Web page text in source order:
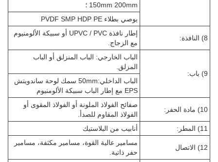
150mm 200mm ؛
يوصي بطلاء PVDF SMP HDP PE
8) النافذة:
إطار نافذة UPVC / PVC أو سبيكة الألومنيوم
مع الزجاج.
9) باب:
الباب الخارجي: الباب المنزلق أو الباب
المزلق.
الباب الداخلي:50mm سمك لوحة ساندويتش
EPS مع إطار الباب سبيكة الألومنيوم
10) مادة الحفر:
صفائح الفولاذ الملونة أو الفولاذ المقوى أو
الفولاذ المقاوم للصدأ.
11) المطر:
أنابيب من البلاستيك
12) الاتصال
مسامير عالية القوة، مسامير مكثفة، مسامير
حفر ذاتية.